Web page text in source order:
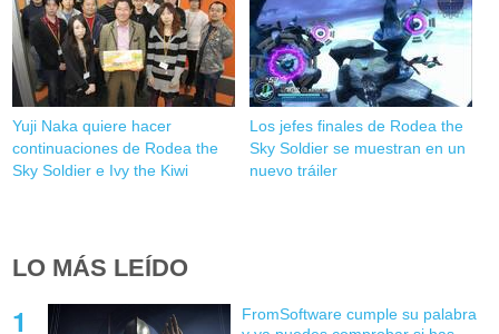
Yuji Naka quiere hacer
continuaciones de Rodea the
Sky Soldier e Ivy the Kiwi
Los jefes finales de Rodea the
Sky Soldier se muestran en un
nuevo tráiler
LO MÁS LEÍDO
FromSoftware cumple su palabra